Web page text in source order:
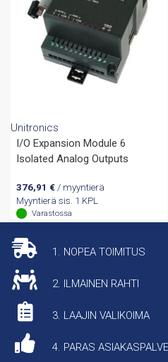
Unitronics
I/O Expansion Module 6
Isolated Analog Outputs
376,91 €/ myyntierä
Myyntierä sis. 1 KPL
Varastossa
1. NOPEA TOIMITUS
2. ILMAINEN RAHTI
3. LAAJIN VALIKOIMA
4. PARAS